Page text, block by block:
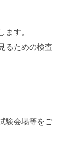
ます。
るための検査
験会場等をご